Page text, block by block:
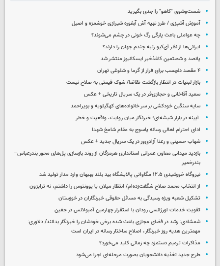
شست‌وشوی "کاهو" را جدی بگیرید
آموزش آشپزی / طرز تهیه آش آبغوره شیرازی خوشمزه و اصیل
چه عواملی باعث پارگی رگ خونی در چشم می‌شوند؟
ایرانی‌ها از نظر آی‌کیو رتبه چندم جهان را دارند؟
پانصد و شصتمین کاغذخبر ایسکانیوز منتشر شد
۴ مقصد دلچسب برای فرار از گرما و شلوغی تهران
بازار لبنیات در انتظار بازگشت تقاضا/ شوک قیمتی به صلاح نیست
سعید آقاخانی و حجازی‌فر در یک سریال تاریخی + عکس
سایه سنگین خودکشی بر سر خانواده‌های کهگیلویه و بویراحمد
آیینه در بازار شیشه‌ای؛ خبرنگار میان روایت، واقعیت و خطر
ادای احترام اهالی رسانه یاسوج به مقام شامخ شهدا
شهاب حسینی و رعنا آزادی‌ور در یک سریال جدید + عکس
بازدید میدانی معاون عمرانی استانداری هرمزگان از روند بازسازی پل‌های محور بندرعباس–
بندرخمیر
نیروگاه خورشیدی ۱۲.۵ مگاواتی پالایشگاه بید بلند بهبهان وارد مدار تولید شد
از انتخاب محمد صلاح شگفت‌زده‌ام/ انتظار میلان یا یوونتوس را داشتم، نه ترابزون
تشکیل شعبه ویژه رسیدگی به مسائل حقوقی خبرنگاران در خوزستان
تقویت خدمات اورژانسی رودان با استقرار چهارمین آمبولانس در جغین
شمشادی: رشد در فضای مجازی باعث شده برخی خودشان را خبرنگار بدانند/ دلاوری:
مهمترین هدیه‌ روز خبرنگار، اصلاح ساختار رسانه در ایران است
مذاکرات ترمیم دستمزد چه زمانی کلید می‌خورد؟
طرح جدید تغذیه دانشجویان بصورت مرحله‌ای اجرا می‌شود